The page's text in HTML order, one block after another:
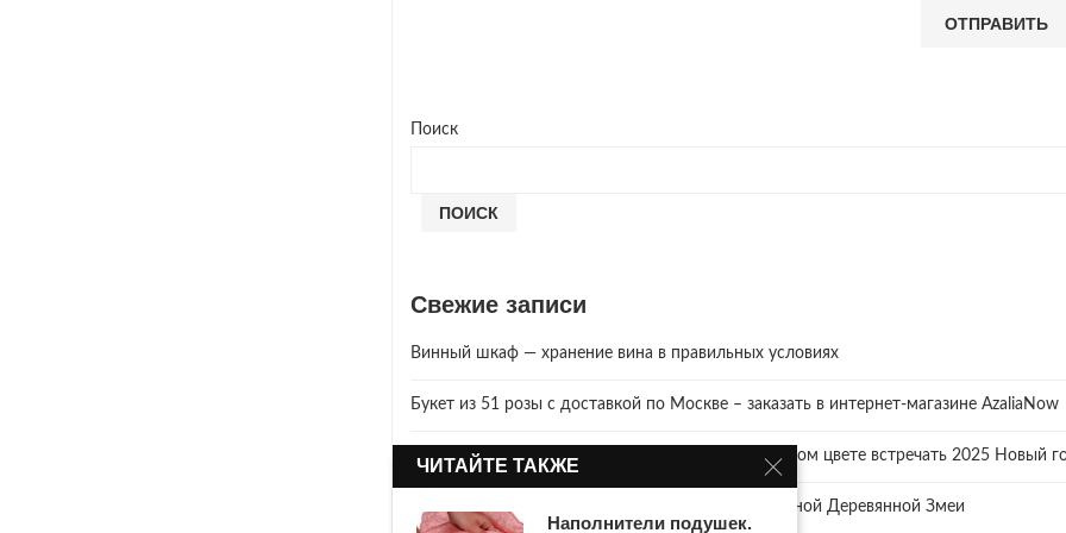
Поиск
ПОИСК
Свежие записи
Винный шкаф — хранение вина в правильных условиях
Букет из 51 розы с доставкой по Москве – заказать в интернет-магазине AzaliaNow
Год Зеленой Деревянной Змеи. Что надеть? В каком цвете встречать 2025 Новый
2025 год. Где и как правильно отмечать год Зелёной Деревянной Змеи
ЧИТАЙТЕ ТАКЖЕ
Наполнители подушек.